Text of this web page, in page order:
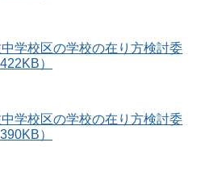
学校区の学校の在り方検討委
）
学校区の学校の在り方検討委
）